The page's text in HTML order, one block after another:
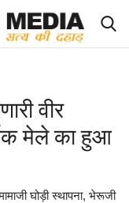
वीर
मेले का हुआ
घोड़ी स्थापना, भेरूजी